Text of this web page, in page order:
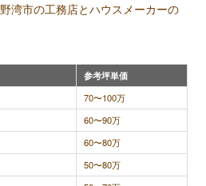
湾市の工務店とハウスメーカーの
参考坪単価
70〜100万
60〜90万
60〜80万
50〜80万